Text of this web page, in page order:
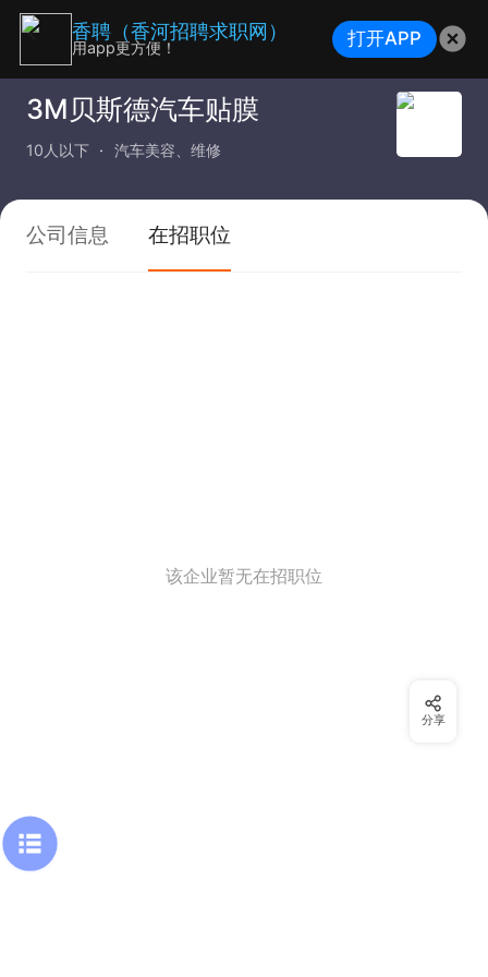
3M贝斯德汽车贴膜
10人以下 汽车美容、维修
公司信息 在招职位
该企业暂无在招职位
分享
香聘（香河招聘求职网）
用app更方便！ 打开APP